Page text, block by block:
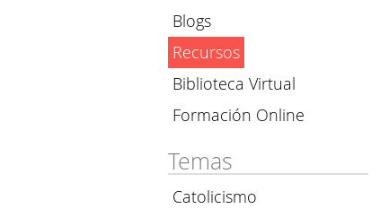
Blogs
Recursos
Biblioteca Virtual
Formación Online
Temas
Catolicismo